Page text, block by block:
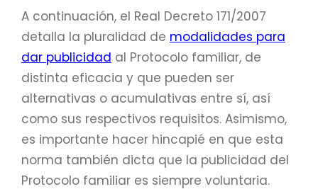
A continuación, el Real Decreto 171/2007
detalla la pluralidad de modalidades para
dar publicidad al Protocolo familiar, de
distinta eficacia y que pueden ser
alternativas o acumulativas entre sí, así
como sus respectivos requisitos. Asimismo,
es importante hacer hincapié en que esta
norma también dicta que la publicidad del
Protocolo familiar es siempre voluntaria.